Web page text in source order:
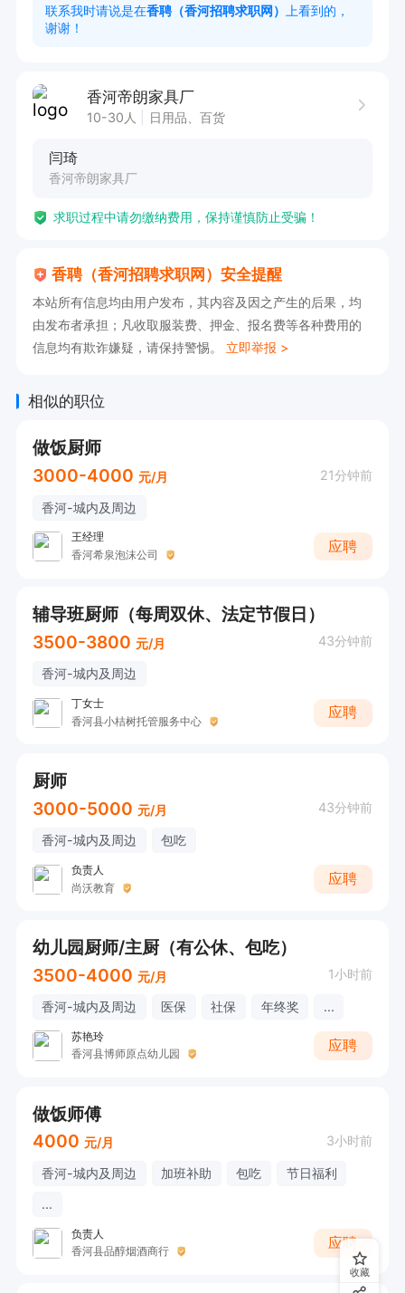
联系我时请说是在香聘（香河招聘求职网）
上看到的，
谢谢！
香河帝朗家具厂
10-30人 日用品、百货
闫琦
香河帝朗家具厂
求职过程中请勿缴纳费用，保持谨慎防止受骗！
香聘（香河招聘求职网）安全提醒
本站所有信息均由用户发布，其内容及因之产生的后果，均
由发布者承担；凡收取服装费、押金、报名费等各种费用的
信息均有欺诈嫌疑，请保持警惕。 立即举报 >
相似的职位
做饭厨师
3000-4000 元/月 21分钟前
香河-城内及周边
王经理
香河希泉泡沫公司
应聘
辅导班厨师（每周双休、法定节假日）
3500-3800 元/月 43分钟前
香河-城内及周边
丁女士
香河县小桔树托管服务中心
应聘
厨师
3000-5000 元/月 43分钟前
香河-城内及周边 包吃
负责人
尚沃教育
应聘
幼儿园厨师/主厨（有公休、包吃）
3500-4000 元/月 1小时前
香河-城内及周边 医保 社保 年终奖 ...
苏艳玲
香河县博师原点幼儿园
应聘
做饭师傅
4000 元/月 3小时前
香河-城内及周边 加班补助 包吃
节日福利
...
负责人
香河县品醇烟酒商行
应聘
收藏